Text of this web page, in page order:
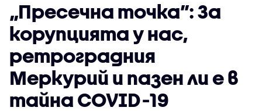
„Пресечна точка”: За
корупцията у нас,
ретроградния
Меркурий и пазен ли е в
тайна COVID-19